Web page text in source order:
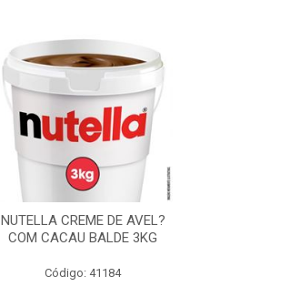
NUTELLA CREME DE AVEL?
COM CACAU BALDE 3KG
Código: 41184